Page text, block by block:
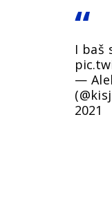
I baš
—
2021